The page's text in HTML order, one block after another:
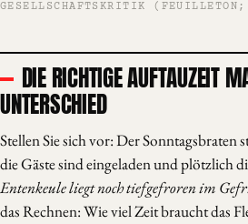
GESELLSCHAFTSKRITIK
DIE RICHTIGE AUFTAUZEIT
UNTERSCHIED
Stellen Sie sich vor: Der Sonntagsbraten
die Gäste sind eingeladen und plötzlich
Entenkeule liegt noch tiefgefroren im
das Rechnen: Wie viel Zeit braucht das